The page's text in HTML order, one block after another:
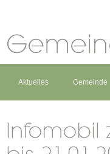
Aktuelles Gemeinde